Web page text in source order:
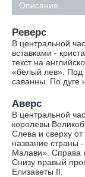
Описание
Реверс
В центральной
вставками -
текст на
«белый лев». Под
саванны. По дуге
Аверс
В центральной
королевы
Слева и сверху
название страны
Малави». Справа
Снизу правый
Елизаветы II.